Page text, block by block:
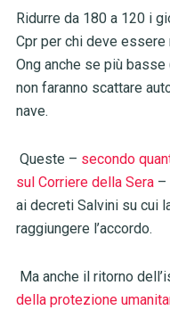
Ridurre da 180 a 120 i
Cpr per chi deve essere
Ong anche se più
non faranno scattare
nave.
Queste – secondo
sul Corriere della Sera–
ai decreti Salvini su cui
raggiungere l’accordo.
Ma anche il ritorno
della protezione